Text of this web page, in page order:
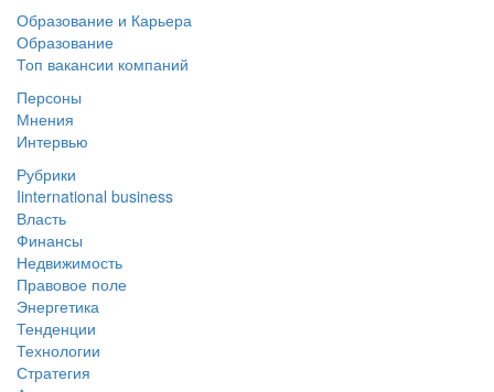
Образование и Карьера
Образование
Топ вакансии компаний
Персоны
Мнения
Интервью
Рубрики
Iinternational business
Власть
Финансы
Недвижимость
Правовое поле
Энергетика
Тенденции
Технологии
Стратегия